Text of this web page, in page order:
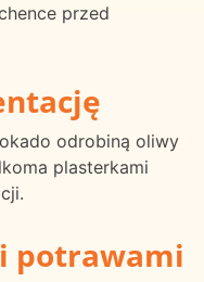
przed
odrobiną oliwy
plasterkami
potrawami